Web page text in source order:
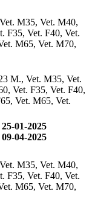
M35, Vet. M40,
F35, Vet. F40, Vet.
M65, Vet. M70,
M., Vet. M35, Vet.
Vet. F35, Vet. F40,
Vet. M65, Vet.
25-01-2025
09-04-2025
M35, Vet. M40,
F35, Vet. F40, Vet.
M65, Vet. M70,